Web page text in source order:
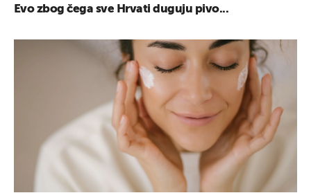
Evo zbog čega sve Hrvati duguju pivo...